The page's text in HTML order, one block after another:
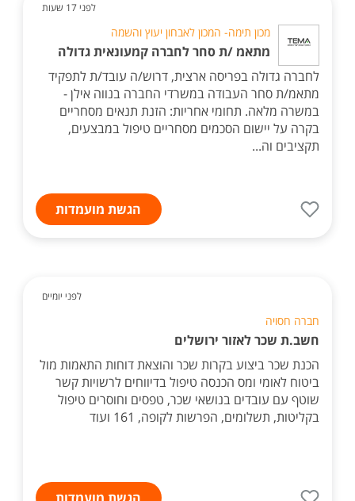
לפני 17 שעות
מכון תימה- המכון לאבחון יעוץ והשמה
מתאמ /ת סחר לחברה קמעונאית גדולה
לחברה גדולה בפריסה ארצית, דרוש/ה עובד/ת לתפקיד
מתאמ/ת סחר העבודה במשרדי החברה בנווה אילן -
במשרה מלאה. תחומי אחריות: הזנת תנאים מסחריים
בקרה על יישום הסכמים מסחריים טיפול במבצעים,
תקציבים וה...
הגשת מועמדות
לפני יומיים
חברה חסויה
חשב.ת שכר לאזור ירושלים
הכנת שכר ביצוע בקרות שכר והוצאת דוחות התאמות מול
ביטוח לאומי ומס הכנסה טיפול בדיווחים לרשויות קשר
שוטף עם עובדים בנושאי שכר, טפסים וחוסרים טיפול
בקליטות, תשלומים, הפרשות לקופה, 161 ועוד